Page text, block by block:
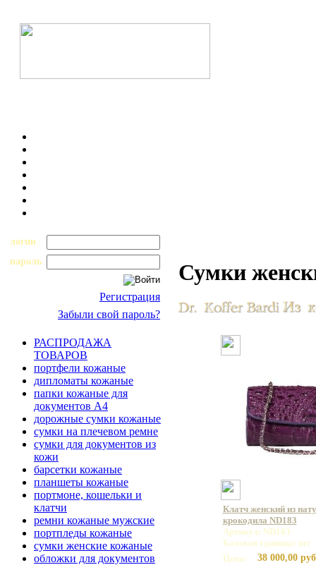
логин
пароль
Регистрация
Забыли свой пароль?
РАСПРОДАЖА
ТОВАРОВ
портфели кожаные
дипломаты кожаные
папки кожаные для
документов А4
дорожные сумки кожаные
сумки на плечевом ремне
сумки для документов из
кожи
барсетки кожаные
планшеты кожаные
портмоне, кошельки и
клатчи
ремни кожаные мужские
портпледы кожаные
сумки женские кожаные
обложки для документов
Сумки
Клатч женский из
крокодила ND183
Артикул: ND183
Базовая единица: шт
Цена:
38 000,00